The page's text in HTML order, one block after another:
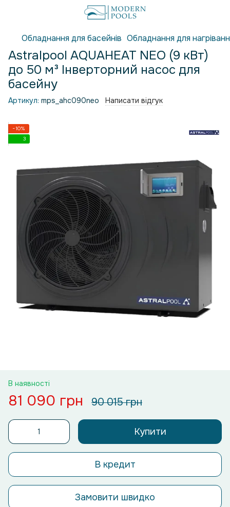
Обладнання для басейнів Обладнання для
Astralpool AQUAHEAT NEO (9 кВт)
до 50 м³ Інверторний насос для
басейну
Артикул: mps_ahc090neo Написати відгук
−10%
3
В наявності
81 090 грн 90 015 грн
Купити
В кредит
Замовити швидко